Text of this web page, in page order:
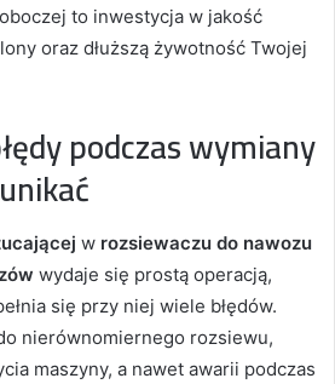
to inwestycja w jakość
oraz dłuższą żywotność Twojej
podczas wymiany
w rozsiewaczu do nawozu
wydaje się prostą operacją,
się przy niej wiele błędów.
nierównomiernego rozsiewu,
maszyny, a nawet awarii podczas